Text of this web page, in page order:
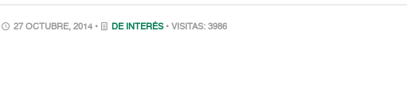
27 OCTUBRE, 2014 • DE INTERÉS • VISITAS: 3986